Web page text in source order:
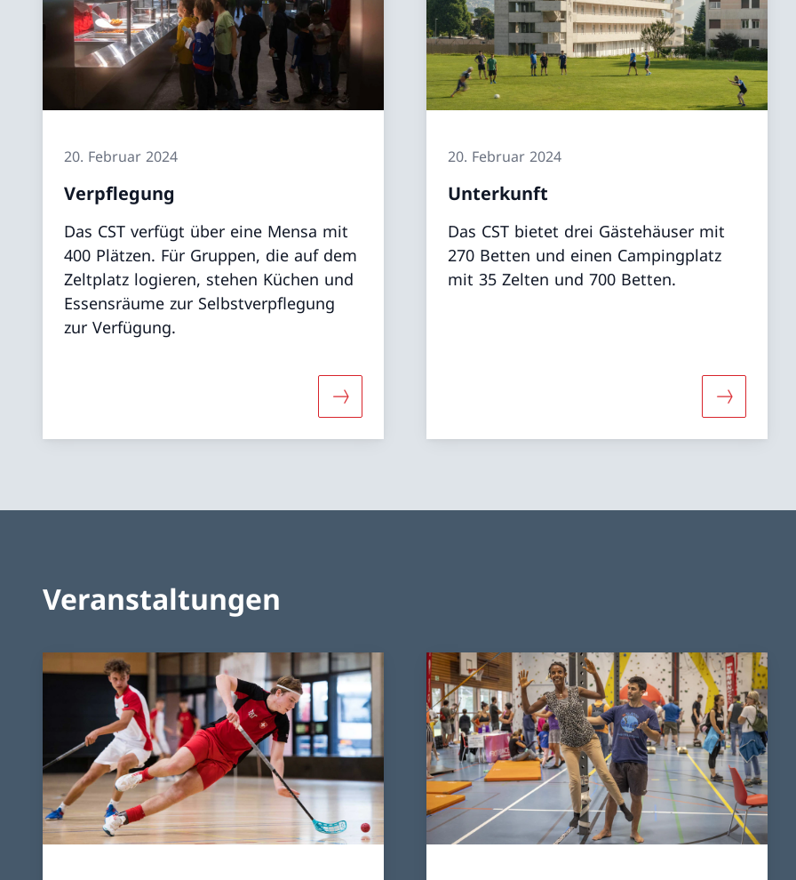
20. Februar 2024
Verpflegung
Das CST verfügt über eine Mensa mit
400 Plätzen. Für Gruppen, die auf dem
Zeltplatz logieren, stehen Küchen und
Essensräume zur Selbstverpflegung
zur Verfügung.
Mehr über «Verpflegung»
20. Februar 2024
Unterkunft
Das CST bietet drei Gästehäuser mit
270 Betten und einen Campingplatz
mit 35 Zelten und 700 Betten.
Mehr
Veranstaltungen